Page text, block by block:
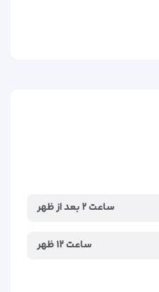
ساعت ۲ بعد از ظهر
ساعت ۱۲ ظهر